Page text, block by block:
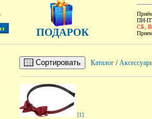
ПОДАРОК
ПН-
СБ,
Сортировать Каталог /
[1]